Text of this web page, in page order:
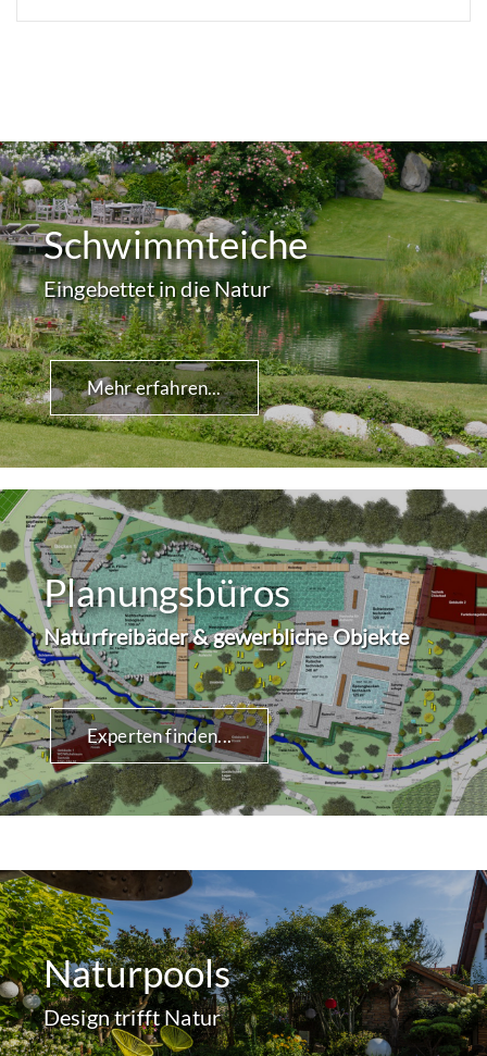
Schwimmteiche
Eingebettet in die Natur
Mehr erfahren...
Planungsbüros
Naturfreibäder & gewerbliche Objekte
Experten finden...
Naturpools
Design trifft Natur